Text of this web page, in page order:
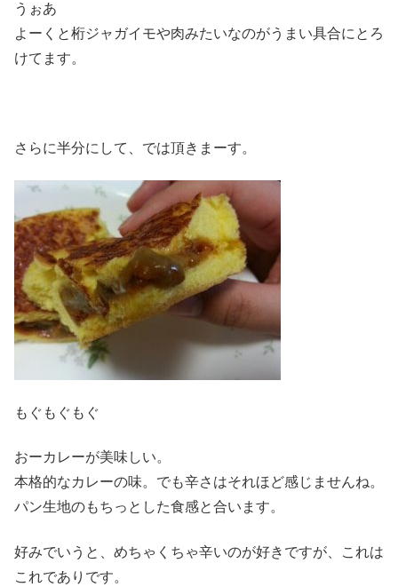
うぉあ
よーくと桁ジャガイモや肉みたいなのがうまい具合にとろ
けてます。
さらに半分にして、では頂きまーす。
もぐもぐもぐ
おーカレーが美味しい。
本格的なカレーの味。でも辛さはそれほど感じませんね。
パン生地のもちっとした食感と合います。
好みでいうと、めちゃくちゃ辛いのが好きですが、これは
これでありです。